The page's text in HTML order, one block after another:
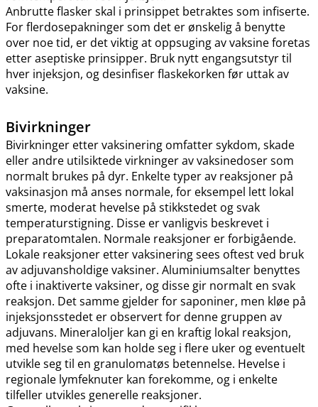
Anbrutte flasker skal i prinsippet betraktes som infiserte.
For flerdosepakninger som det er ønskelig å benytte
over noe tid, er det viktig at oppsuging av vaksine foretas
etter aseptiske prinsipper. Bruk nytt engangsutstyr til
hver injeksjon, og desinfiser flaskekorken før uttak av
vaksine.
Bivirkninger
Bivirkninger etter vaksinering omfatter sykdom, skade
eller andre utilsiktede virkninger av vaksinedoser som
normalt brukes på dyr. Enkelte typer av reaksjoner på
vaksinasjon må anses normale, for eksempel lett lokal
smerte, moderat hevelse på stikkstedet og svak
temperaturstigning. Disse er vanligvis beskrevet i
preparatomtalen. Normale reaksjoner er forbigående.
Lokale reaksjoner etter vaksinering sees oftest ved bruk
av adjuvansholdige vaksiner. Aluminiumsalter benyttes
ofte i inaktiverte vaksiner, og disse gir normalt en svak
reaksjon. Det samme gjelder for saponiner, men kløe på
injeksjonsstedet er observert for denne gruppen av
adjuvans. Mineraloljer kan gi en kraftig lokal reaksjon,
med hevelse som kan holde seg i flere uker og eventuelt
utvikle seg til en granulomatøs betennelse. Hevelse i
regionale lymfeknuter kan forekomme, og i enkelte
tilfeller utvikles generelle reaksjoner.